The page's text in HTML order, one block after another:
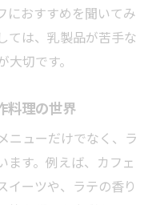
におすすめを聞いてみ
ては、乳製品が苦手な
切です。
料理の世界
ニューだけでなく、ラ
ます。例えば、カフェ
イーツや、ラテの香り